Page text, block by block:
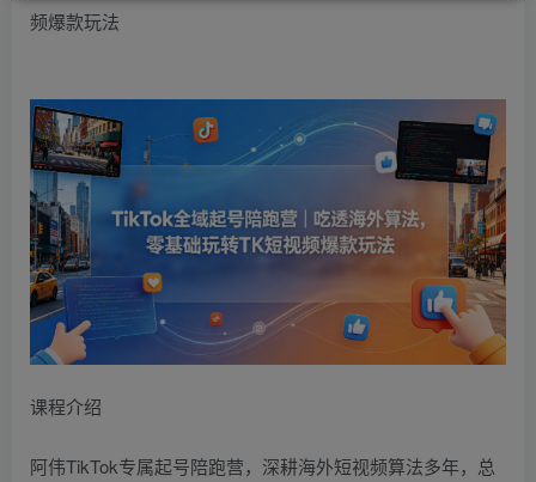
频爆款玩法
课程介绍
阿伟TikTok专属起号陪跑营，深耕海外短视频算法多年，总